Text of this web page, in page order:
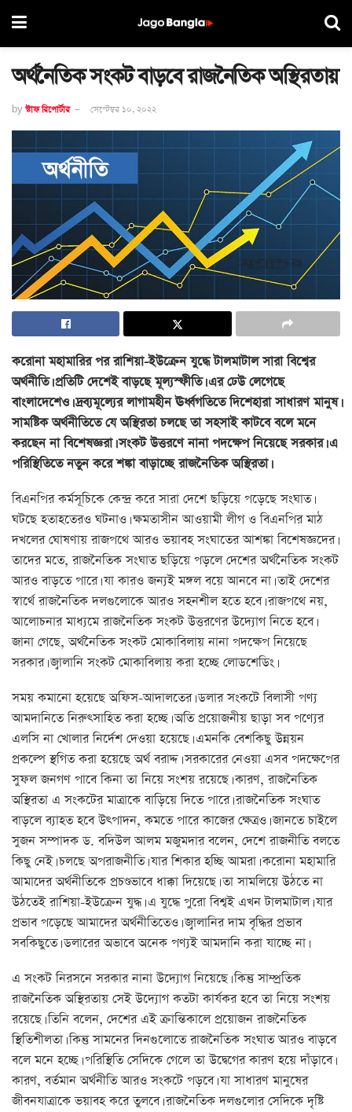
অর্থনৈতিক সংকট বাড়বে রাজনৈতিক অস্থিরতায়
by স্টাফ রিপোর্টার সেপ্টেম্বর ১০, ২০২২
করোনা মহামারির পর রাশিয়া-ইউক্রেন যুদ্ধে টালমাটাল সারা বিশ্বের
অর্থনীতি। প্রতিটি দেশেই বাড়ছে মূল্যস্ফীতি। এর ঢেউ লেগেছে
বাংলাদেশেও। দ্রব্যমূল্যের লাগামহীন ঊর্ধ্বগতিতে দিশেহারা সাধারণ মানুষ।
সামষ্টিক অর্থনীতিতে যে অস্থিরতা চলছে তা সহসাই কাটবে বলে মনে
করছেন না বিশেষজ্ঞরা। সংকট উত্তরণে নানা পদক্ষেপ নিয়েছে সরকার। এ
পরিস্থিতিতে নতুন করে শঙ্কা বাড়াচ্ছে রাজনৈতিক অস্থিরতা।
বিএনপির কর্মসূচিকে কেন্দ্র করে সারা দেশে ছড়িয়ে পড়েছে সংঘাত।
ঘটছে হতাহতেরও ঘটনাও। ক্ষমতাসীন আওয়ামী লীগ ও বিএনপির মাঠ
দখলের ঘোষণায় রাজপথে আরও ভয়াবহ সংঘাতের আশঙ্কা বিশেষজ্ঞদের।
তাদের মতে, রাজনৈতিক সংঘাত ছড়িয়ে পড়লে দেশের অর্থনৈতিক সংকট
আরও বাড়তে পারে। যা কারও জন্যই মঙ্গল বয়ে আনবে না। তাই দেশের
স্বার্থে রাজনৈতিক দলগুলোকে আরও সহনশীল হতে হবে। রাজপথে নয়,
আলোচনার মাধ্যমে রাজনৈতিক সংকট উত্তরণের উদ্যোগ নিতে হবে।
জানা গেছে, অর্থনৈতিক সংকট মোকাবিলায় নানা পদক্ষেপ নিয়েছে
সরকার। জ্বালানি সংকট মোকাবিলায় করা হচ্ছে লোডশেডিং।
সময় কমানো হয়েছে অফিস-আদালতের। ডলার সংকটে বিলাসী পণ্য
আমদানিতে নিরুৎসাহিত করা হচ্ছে। অতি প্রয়োজনীয় ছাড়া সব পণ্যের
এলসি না খোলার নির্দেশ দেওয়া হয়েছে। এমনকি বেশকিছু উন্নয়ন
প্রকল্পে স্থগিত করা হয়েছে অর্থ বরাদ্দ। সরকারের নেওয়া এসব পদক্ষেপের
সুফল জনগণ পাবে কিনা তা নিয়ে সংশয় রয়েছে। কারণ, রাজনৈতিক
অস্থিরতা এ সংকটের মাত্রাকে বাড়িয়ে দিতে পারে। রাজনৈতিক সংঘাত
বাড়লে ব্যাহত হবে উৎপাদন, কমতে পারে কাজের ক্ষেত্রও। জানতে চাইলে
সুজন সম্পাদক ড. বদিউল আলম মজুমদার বলেন, দেশে রাজনীতি বলতে
কিছু নেই। চলছে অপরাজনীতি। যার শিকার হচ্ছি আমরা। করোনা মহামারি
আমাদের অর্থনীতিকে প্রচণ্ডভাবে ধাক্কা দিয়েছে। তা সামলিয়ে উঠতে না
উঠতেই রাশিয়া-ইউক্রেন যুদ্ধ। এ যুদ্ধে পুরো বিশ্বই এখন টালমাটাল। যার
প্রভাব পড়েছে আমাদের অর্থনীতিতেও। জ্বালানির দাম বৃদ্ধির প্রভাব
সবকিছুতে। ডলারের অভাবে অনেক পণ্যই আমদানি করা যাচ্ছে না।
এ সংকট নিরসনে সরকার নানা উদ্যোগ নিয়েছে। কিন্তু সাম্প্রতিক
রাজনৈতিক অস্থিরতায় সেই উদ্যোগ কতটা কার্যকর হবে তা নিয়ে সংশয়
রয়েছে। তিনি বলেন, দেশের এই ক্রান্তিকালে প্রয়োজন রাজনৈতিক
স্থিতিশীলতা। কিন্তু সামনের দিনগুলোতে রাজনৈতিক সংঘাত আরও বাড়বে
বলে মনে হচ্ছে। পরিস্থিতি সেদিকে গেলে তা উদ্বেগের কারণ হয়ে দাঁড়াবে।
কারণ, বর্তমান অর্থনীতি আরও সংকটে পড়বে। যা সাধারণ মানুষের
জীবনযাত্রাকে ভয়াবহ করে তুলবে। রাজনৈতিক দলগুলোর সেদিকে দৃষ্টি